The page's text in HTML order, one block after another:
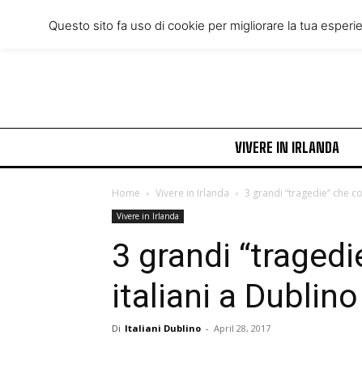
Thursday, August 6, 2026
VIVERE IN IRLANDA
Home Vivere in Irlanda 3 grandi “tragedie” che
Vivere in Irlanda
3 grandi
italiani a Dublino
Di Italiani Dublino - April 28, 2017
Questo sito fa uso di cookie per migliorare la tua